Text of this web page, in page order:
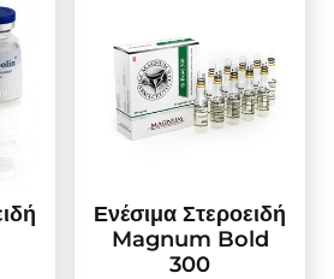
Ενέσιμα Στεροειδή
Magnum Bold
300